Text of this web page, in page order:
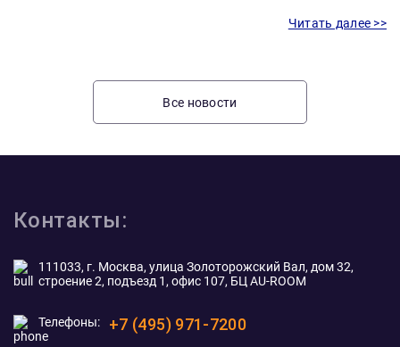
Читать далее >>
Все новости
Контакты:
111033, г. Москва, улица Золоторожский Вал, дом 32,
строение 2, подъезд 1, офис 107, БЦ AU-ROOM
Телефоны:
+7 (495) 971-7200